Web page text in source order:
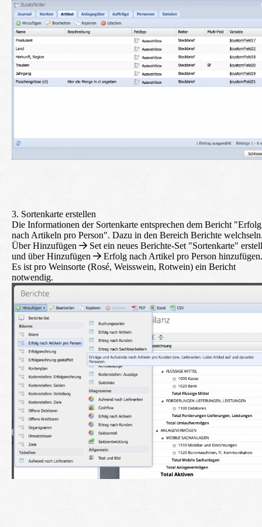
3. Sortenkarte erstellen
Die Informationen der Sortenkarte entsprechen dem Bericht "Erfolg
nach Artikeln pro Person". Dazu in den Bereich Berichte
ÜberHinzufügen Set ein neues Berichte-Set "Sortenkarte"
und überHinzufügen Erfolg nach Artikel pro Person hinzufügen.
Es ist pro Weinsorte (Rosé, Weisswein, Rotwein) ein Bericht
notwendig.